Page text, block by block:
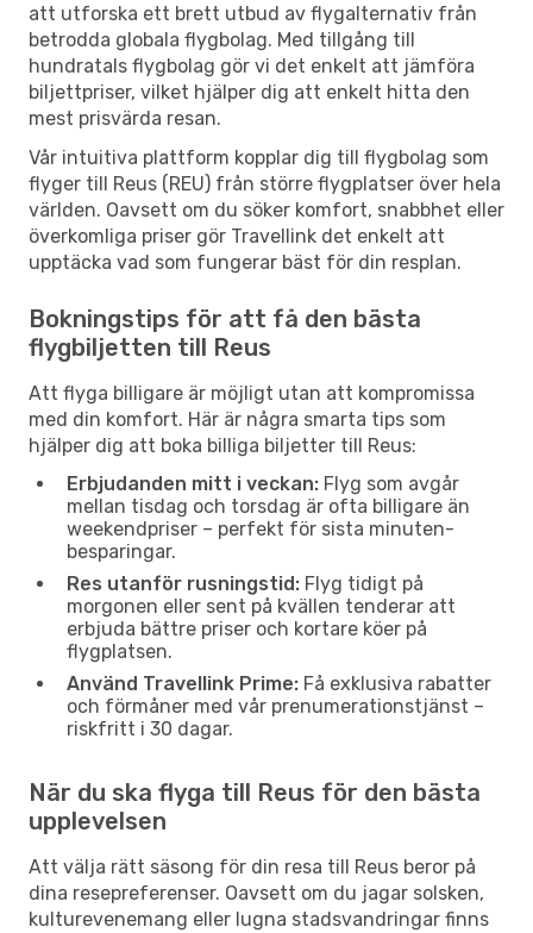
att utforska ett brett utbud av flygalternativ från
betrodda globala flygbolag. Med tillgång till
hundratals flygbolag gör vi det enkelt att jämföra
biljettpriser, vilket hjälper dig att enkelt hitta den
mest prisvärda resan.
Vår intuitiva plattform kopplar dig till flygbolag som
flyger till Reus (REU) från större flygplatser över hela
världen. Oavsett om du söker komfort, snabbhet eller
överkomliga priser gör Travellink det enkelt att
upptäcka vad som fungerar bäst för din resplan.
Bokningstips för att få den bästa
flygbiljetten till Reus
Att flyga billigare är möjligt utan att kompromissa
med din komfort. Här är några smarta tips som
hjälper dig att boka billiga biljetter till Reus:
Erbjudanden mitt i veckan: Flyg som avgår
mellan tisdag och torsdag är ofta billigare än
weekendpriser – perfekt för sista minuten-
besparingar.
Res utanför rusningstid: Flyg tidigt på
morgonen eller sent på kvällen tenderar att
erbjuda bättre priser och kortare köer på
flygplatsen.
Använd Travellink Prime: Få exklusiva rabatter
och förmåner med vår prenumerationstjänst –
riskfritt i 30 dagar.
När du ska flyga till Reus för den bästa
upplevelsen
Att välja rätt säsong för din resa till Reus beror på
dina resepreferenser. Oavsett om du jagar solsken,
kulturevenemang eller lugna stadsvandringar finns